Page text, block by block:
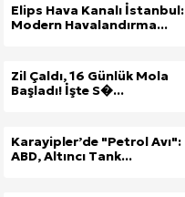
Elips Hava Kanalı İstanbul:
Modern Havalandırma...
Zil Çaldı, 16 Günlük Mola
Başladı! İşte S�...
Karayipler’de "Petrol Avı":
ABD, Altıncı Tank...